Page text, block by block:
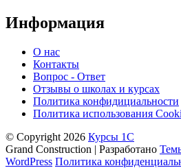
Информация
О нас
Контакты
Вопрос - Ответ
Отзывы о школах и курсах
Политика конфидициальности
Политика использования
© Copyright 2026 Курсы 1С
Grand Construction | Разработано
WordPress Политика